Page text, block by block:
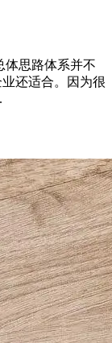
体思路体系并不
还适合。因为很